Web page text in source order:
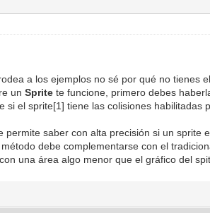
a los ejemplos no sé por qué no
unSprite te funcione, primero debes
si el sprite[1] tiene las colisiones
permite saber con alta precisión si un
debe complementarse con el
una área algo menor que el gráfico del